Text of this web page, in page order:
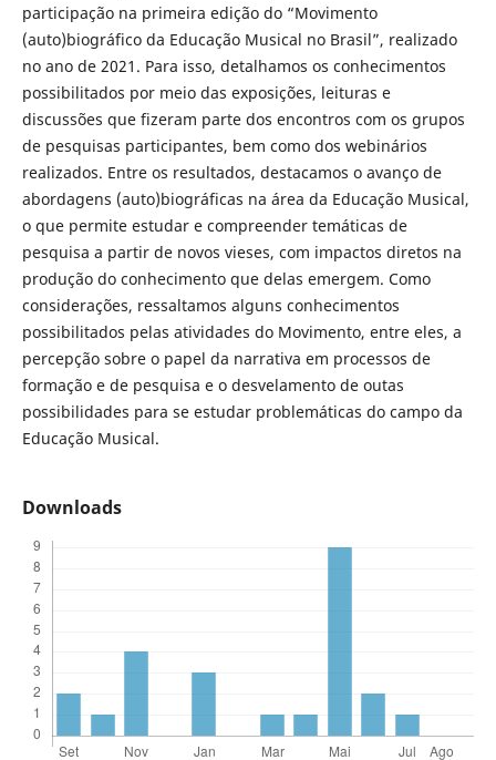
participação na primeira edição do “Movimento
(auto)biográfico da Educação Musical no Brasil”, realizado
no ano de 2021. Para isso, detalhamos os conhecimentos
possibilitados por meio das exposições, leituras e
discussões que fizeram parte dos encontros com os grupos
de pesquisas participantes, bem como dos webinários
realizados. Entre os resultados, destacamos o avanço de
abordagens (auto)biográficas na área da Educação Musical,
o que permite estudar e compreender temáticas de
pesquisa a partir de novos vieses, com impactos diretos na
produção do conhecimento que delas emergem. Como
considerações, ressaltamos alguns conhecimentos
possibilitados pelas atividades do Movimento, entre eles, a
percepção sobre o papel da narrativa em processos de
formação e de pesquisa e o desvelamento de outas
possibilidades para se estudar problemáticas do campo da
Educação Musical.
Downloads